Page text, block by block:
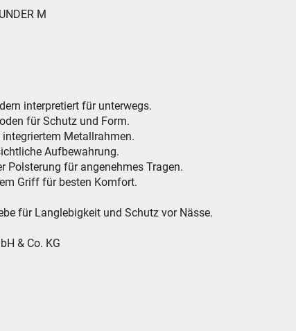
M
interpretiert für unterwegs.
für Schutz und Form.
Metallrahmen.
Aufbewahrung.
Polsterung für angenehmes Tragen.
Griff für besten Komfort.
für Langlebigkeit und Schutz vor Nässe.
& Co. KG